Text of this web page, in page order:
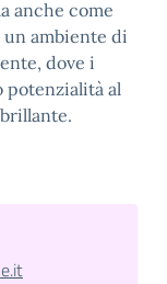
anche come
ambiente di
dove i
potenzialità al